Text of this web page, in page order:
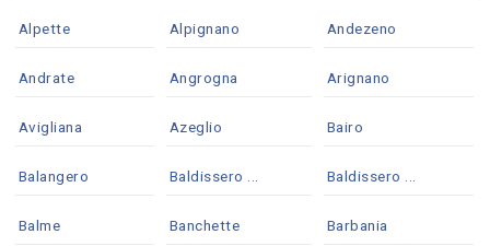
Alpette Alpignano Andezeno
Andrate Angrogna Arignano
Avigliana Azeglio Bairo
Balangero Baldissero ... Baldissero ...
Balme Banchette Barbania